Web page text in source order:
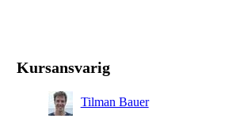
Kursansvarig
Tilman Bauer